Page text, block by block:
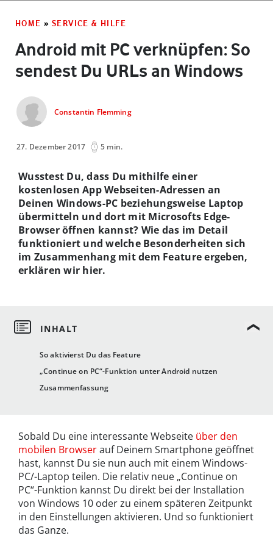
HOME » SERVICE & HILFE
Android mit PC verknüpfen: So
sendest Du URLs an Windows
Constantin Flemming
27. Dezember 2017 5 min.
So aktivierst Du das Feature
„Continue on PC“-Funktion unter Android nutzen
Zusammenfassung
Wusstest Du, dass Du mithilfe einer
kostenlosen App Webseiten-Adressen an
Deinen Windows-PC beziehungsweise Laptop
übermitteln und dort mit Microsofts Edge-
Browser öffnen kannst? Wie das im Detail
funktioniert und welche Besonderheiten sich
im Zusammenhang mit dem Feature ergeben,
erklären wir hier.
Sobald Du eine interessante Webseite über den
mobilen Browserauf Deinem Smartphone geöffnet
hast, kannst Du sie nun auch mit einem Windows-
PC/-Laptop teilen. Die relativ neue „Continue on
PC“-Funktion kannst Du direkt bei der Installation
von Windows 10 oder zu einem späteren Zeitpunkt
in den Einstellungen aktivieren. Und so funktioniert
das Ganze.